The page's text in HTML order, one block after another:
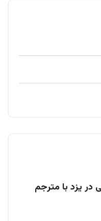
در یزد با مترجم